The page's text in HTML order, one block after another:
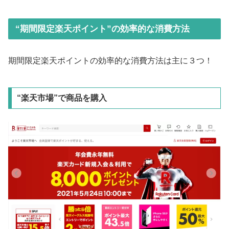
“期間限定楽天ポイント”の効率的な消費方法
期間限定楽天ポイントの効率的な消費方法は主に３つ！
“楽天市場”で商品を購入